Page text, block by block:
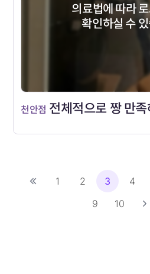
의료법에 따라
확인하실 수
천안점 전체적으로 짱 만
1 2 3 4
9
10